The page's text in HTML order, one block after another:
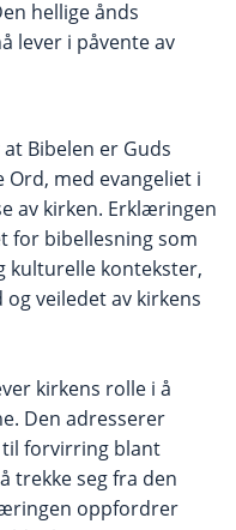
hellige ånds
lever i påvente av
Bibelen er Guds
med evangeliet i
av kirken. Erklæringen
for bibellesning som
kulturelle kontekster,
veiledet av kirkens
kirkens rolle i å
Den adresserer
forvirring blant
trekke seg fra den
oppfordrer